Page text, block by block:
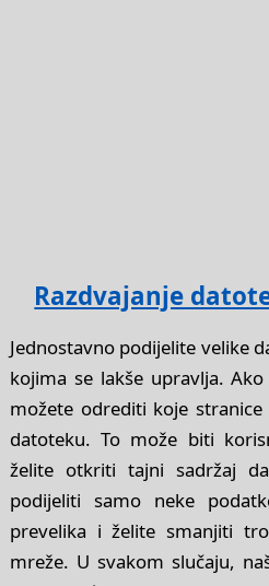
Razdvajanje
Jednostavno podijelite velike
kojima se lakše upravlja.
možete odrediti koje
datoteku. To može biti
želite otkriti tajni sadržaj
podijeliti samo neke
prevelika i želite smanjiti
mreže. U svakom slučaju,